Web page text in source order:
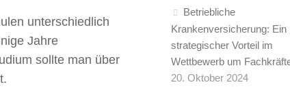
unterschiedlich
Jahre
sollte man über
Betriebliche
Krankenversicherung: Ein
strategischer Vorteil im
Wettbewerb um
20. Oktober 2024